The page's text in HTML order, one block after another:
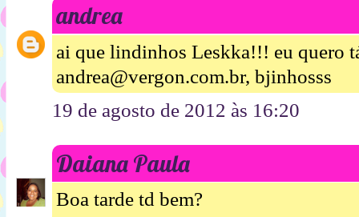
andrea
ai que lindinhos Leskka!!! eu quero
andrea@vergon.com.br, bjinhosss
19 de agosto de 2012 às 16:20
Daiana Paula
Boa tarde td bem?